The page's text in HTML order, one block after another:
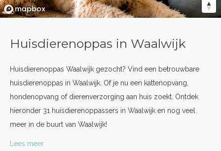
Huisdierenoppas in Waalwijk
Huisdierenoppas Waalwijk gezocht? Vind een betrouwbare
huisdierenoppas in Waalwijk. Of je nu een kattenopvang,
hondenopvang of dierenverzorging aan huis zoekt. Ontdek
hieronder 31 huisdierenoppassers in Waalwijk en nog veel
meer in de buurt van Waalwijk!
Lees meer